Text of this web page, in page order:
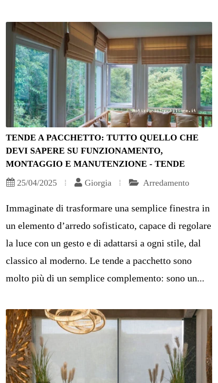
TENDE A PACCHETTO: TUTTO QUELLO CHE
DEVI SAPERE SU FUNZIONAMENTO,
MONTAGGIO E MANUTENZIONE - TENDE
25/04/2025
Giorgia Arredamento
Immaginate di trasformare una semplice finestra in
un elemento d’arredo sofisticato, capace di regolare
la luce con un gesto e di adattarsi a ogni stile, dal
classico al moderno. Le tende a pacchetto sono
molto più di un semplice complemento: sono un...